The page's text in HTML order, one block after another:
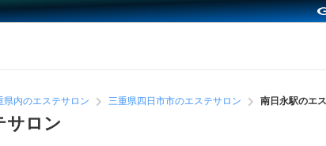
県内のエステサロン 三重県四日市市のエステサロン 南日永駅のエ
サロン